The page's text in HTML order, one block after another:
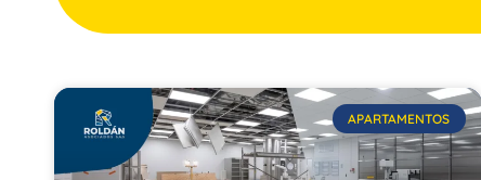
APARTAMENTOS